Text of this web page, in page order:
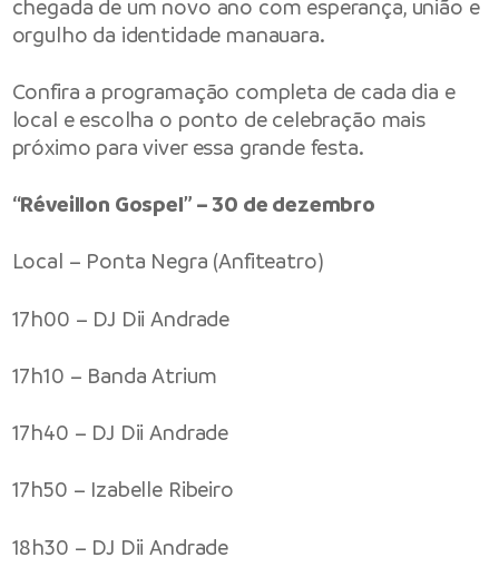
chegada de um novo ano com esperança, união e
orgulho da identidade manauara.
Confira a programação completa de cada dia e
local e escolha o ponto de celebração mais
próximo para viver essa grande festa.
“Réveillon Gospel” – 30 de dezembro
Local – Ponta Negra (Anfiteatro)
17h00 – DJ Dii Andrade
17h10 – Banda Atrium
17h40 – DJ Dii Andrade
17h50 – Izabelle Ribeiro
18h30 – DJ Dii Andrade